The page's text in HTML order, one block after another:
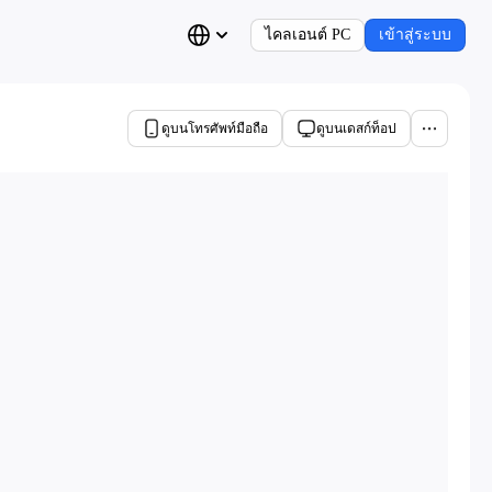
ไคลเอนต์ PC เข้าสู่ระบบ
ดูบนโทรศัพท์มือถือ ดูบนเดสก์ท็อป